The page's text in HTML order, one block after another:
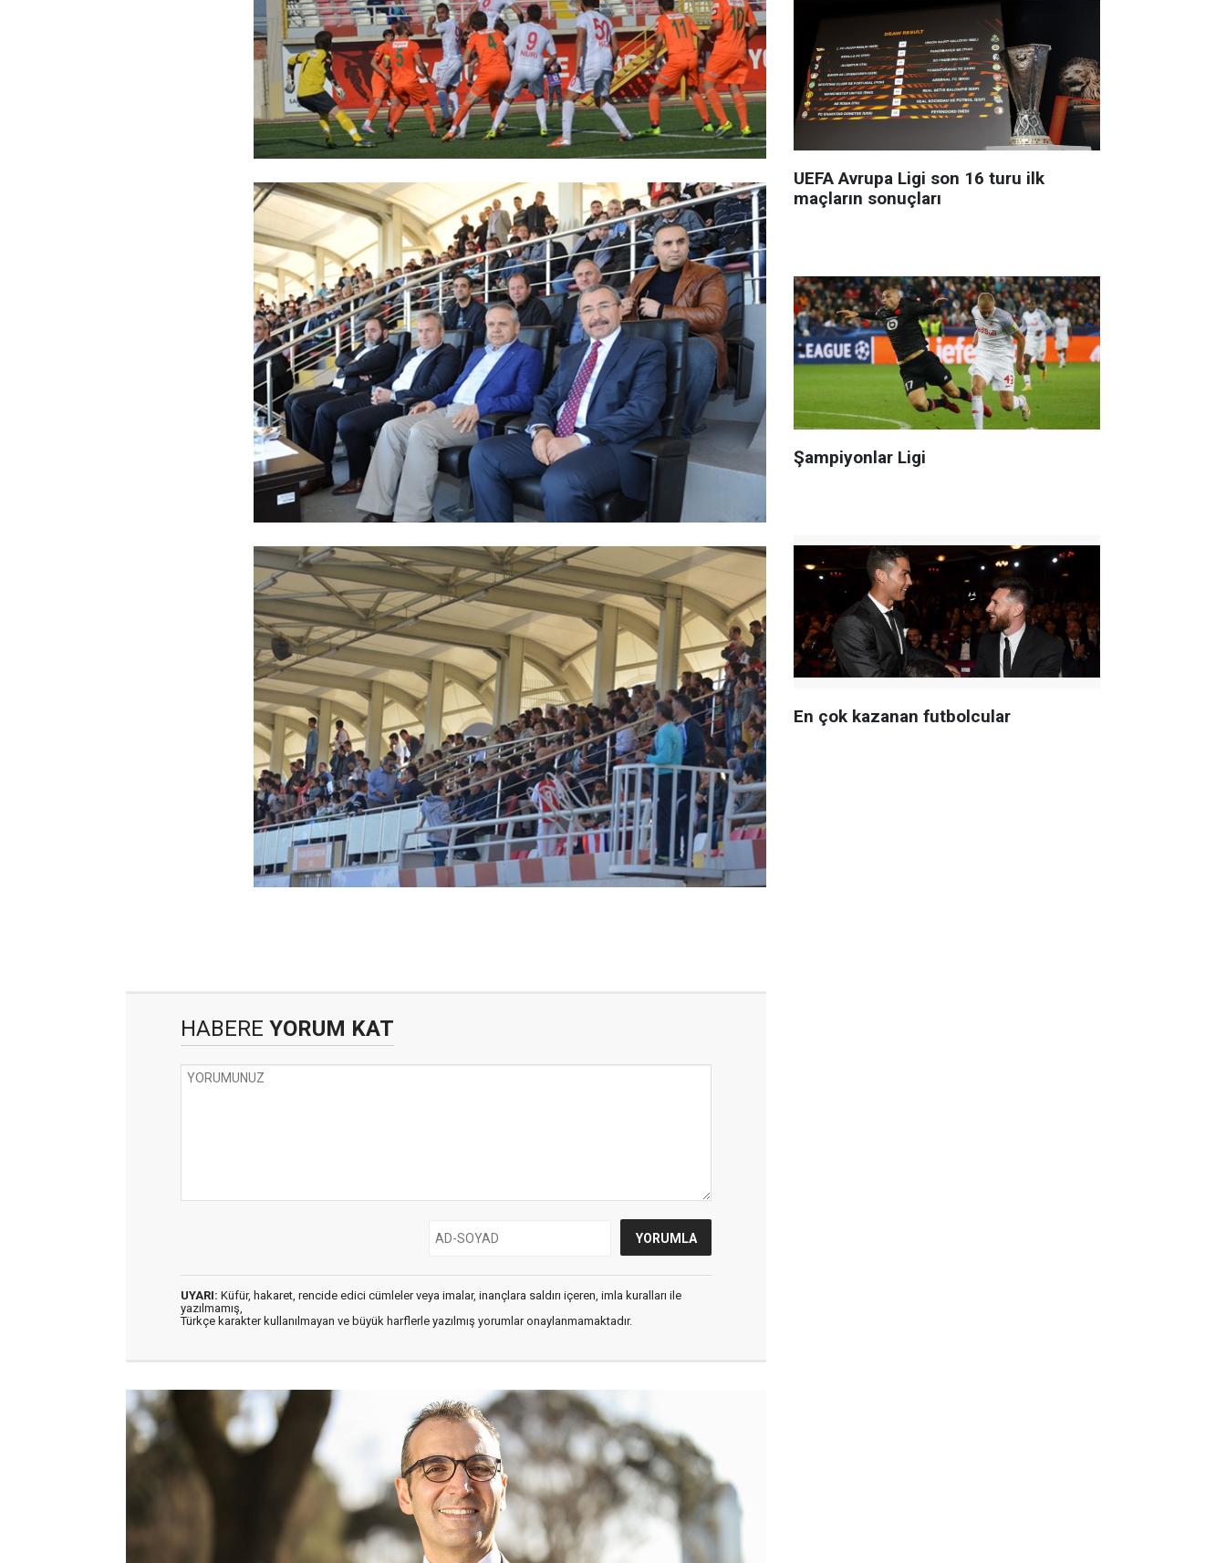
HABERE YORUM KAT
UYARI: Küfür, hakaret, rencide edici cümleler veya imalar, inançlara saldırı içeren, imla kuralları ile
yazılmamış,
Türkçe karakter kullanılmayan ve büyük harflerle yazılmış yorumlar onaylanmamaktadır.
UEFA Avrupa Ligi son 16 turu ilk
maçların sonuçları
Şampiyonlar Ligi
En çok kazanan futbolcular